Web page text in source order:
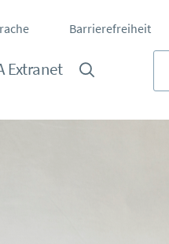
Barrierefreiheit
Extranet